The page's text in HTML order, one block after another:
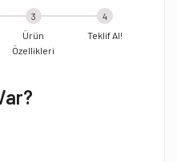
3
Ürün
Özellikleri
4
Teklif Al!